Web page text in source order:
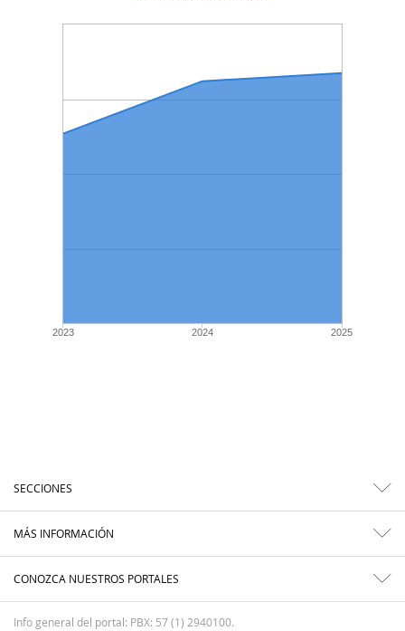
2023 2024 2025
SECCIONES
MÁS INFORMACIÓN
CONOZCA NUESTROS PORTALES
Info general del portal: PBX: 57 (1) 2940100.